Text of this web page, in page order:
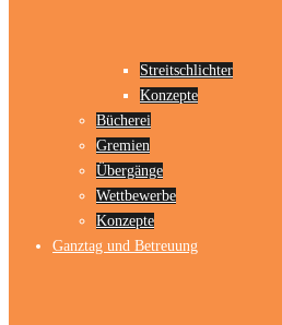
Streitschlichter
Konzepte
Bücherei
Gremien
Übergänge
Wettbewerbe
Konzepte
Ganztag und Betreuung